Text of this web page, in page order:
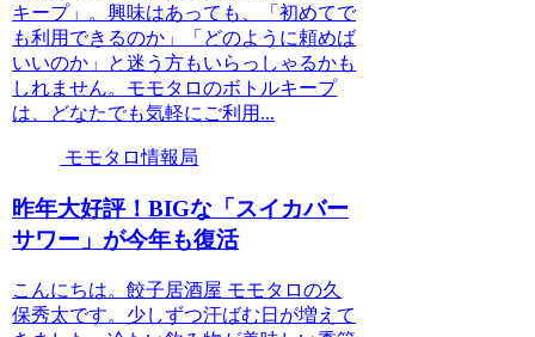
キープ」。興味はあっても、「初めてで
も利用できるのか」「どのように頼めば
いいのか」と迷う方もいらっしゃるかも
しれません。モモタロのボトルキープ
は、どなたでも気軽にご利用...
モモタロ情報局
昨年大好評！BIGな「スイカバー
サワー」が今年も復活
こんにちは。餃子居酒屋 モモタロの久
保秀太です。少しずつ汗ばむ日が増えて